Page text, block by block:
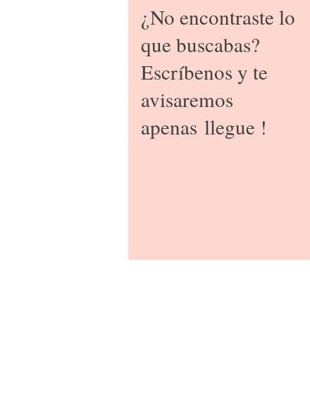
¿No encontraste lo
que buscabas?
Escríbenos y te
avisaremos
apenas llegue !